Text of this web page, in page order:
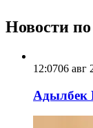
Новости
12:0706 авг
Адылбек